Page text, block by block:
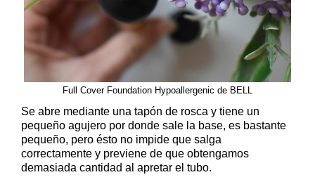
Full Cover Foundation Hypoallergenic de BELL
Se abre mediante una tapón de rosca y tiene un
pequeño agujero por donde sale la base, es bastante
pequeño, pero ésto no impide que salga
correctamente y previene de que obtengamos
demasiada cantidad al apretar el tubo.